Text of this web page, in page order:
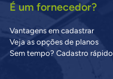
É um fornecedor?
Vantagens em cadastrar
Veja as opções de planos
Sem tempo? Cadastro rápido